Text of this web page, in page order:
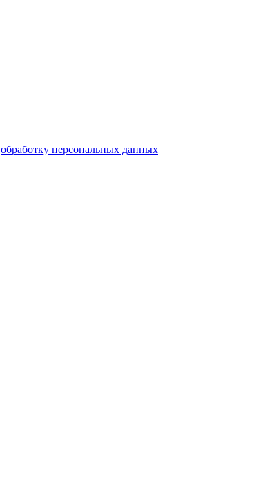
обработку персональных данных